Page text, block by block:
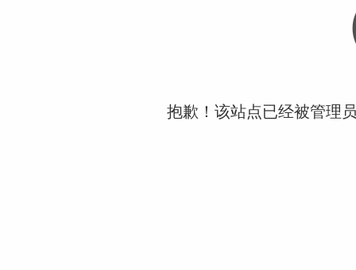
抱歉！该站点已经被管理